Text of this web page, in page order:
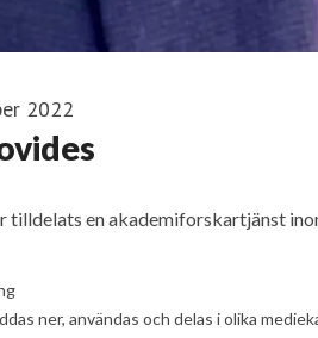
2022
tilldelats en akademiforskartjänst
ner, användas och delas i olika